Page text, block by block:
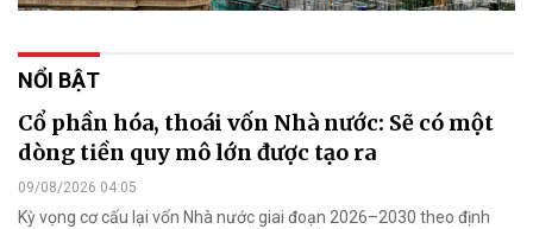
NỔI BẬT
Cổ phần hóa, thoái vốn Nhà nước: Sẽ có một
dòng tiền quy mô lớn được tạo ra
09/08/2026 04:05
Kỳ vọng cơ cấu lại vốn Nhà nước giai đoạn 2026–2030 theo định